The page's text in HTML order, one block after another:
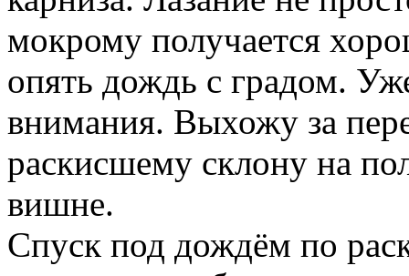
мокрому получается
опять дождь с градом.
внимания. Выхожу за
раскисшему склону на
вишне.
Спуск под дождём по